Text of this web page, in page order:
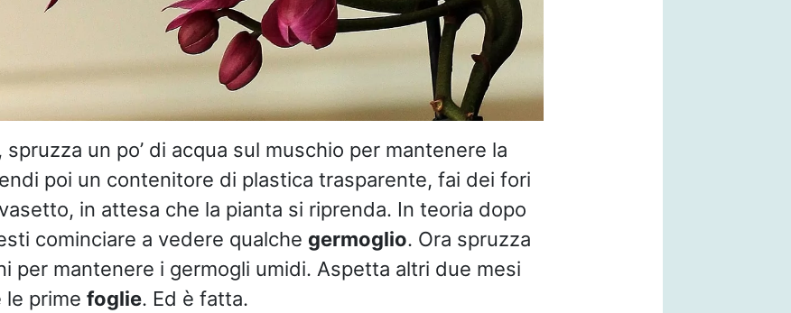
un po’ di acqua sul muschio per mantenere la
poi un contenitore di plastica trasparente, fai dei fori
in attesa che la pianta si riprenda. In teoria dopo
cominciare a vedere qualche germoglio. Ora spruzza
per mantenere i germogli umidi. Aspetta altri due mesi
prime foglie. Ed è fatta.